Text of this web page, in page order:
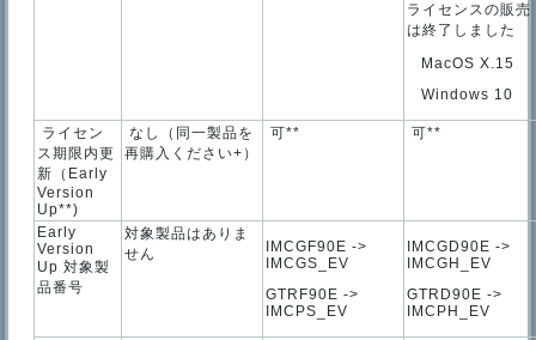
ライセンスの販売
は終了しました
MacOS X.15
Windows 10
ライセン
ス期限内更
新（Early
Version
Up**)
なし（同一製品を
再購入ください+）
可** 可**
Early
Version
Up 対象製
品番号
対象製品はありま
せん
IMCGF90E ->
IMCGS_EV
GTRF90E ->
IMCPS_EV
IMCGD90E ->
IMCGH_EV
GTRD90E ->
IMCPH_EV